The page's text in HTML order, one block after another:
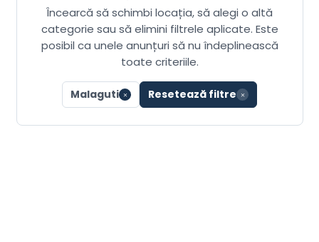
Încearcă să schimbi locația, să alegi o altă
categorie sau să elimini filtrele aplicate. Este
posibil ca unele anunțuri să nu îndeplinească
toate criteriile.
Malaguti Resetează filtre